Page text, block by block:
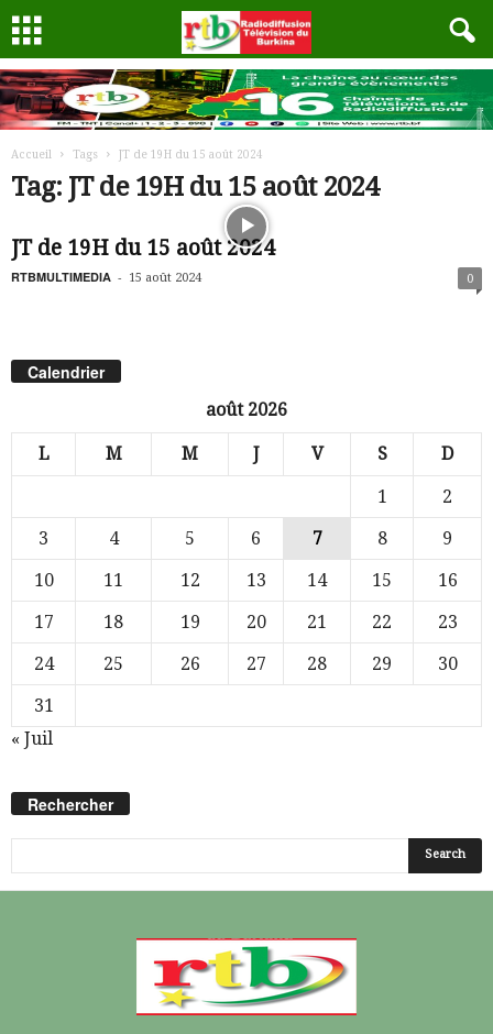
Accueil Tags JT de 19H du 15 août 2024
Tag: JT de 19H du 15 août 2024
JT de 19H du 15 août 2024
RTBMULTIMEDIA - 15 août 2024 0
Calendrier
août 2026
L M M J V S D
1
2
3
4 5 6 7 8
9
10
11 12 13 14 15
16
17
18 19 20 21 22
23
24
25 26 27 28 29
30
31
« Juil
Rechercher